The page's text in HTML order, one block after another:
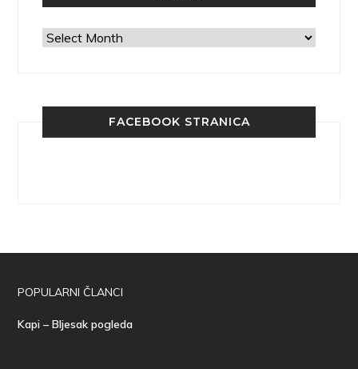
Arhiva
FACEBOOK STRANICA
POPULARNI ČLANCI
Kapi – Bljesak pogleda